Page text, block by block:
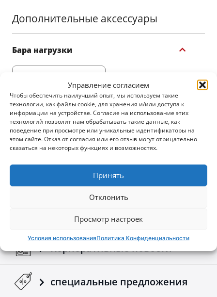
Управление согласием
Чтобы обеспечить наилучший опыт, мы используем такие
технологии, как файлы cookie, для хранения и/или доступа к
информации на устройстве. Согласие на использование этих
технологий позволит нам обрабатывать такие данные, как
поведение при просмотре или уникальные идентификаторы на
этом сайте. Отказ от согласия или его отзыв могут отрицательно
сказаться на некоторых функциях и возможностях.
Принять
Отклонить
Просмотр настроек
Условия использованияПолитика Конфиденциальности
Дополнительные аксессуары
Бара нагрузки
160$
Конфигуратор
Скачать брошюру и
руководства
Kорпоративные новости
специальные предложения